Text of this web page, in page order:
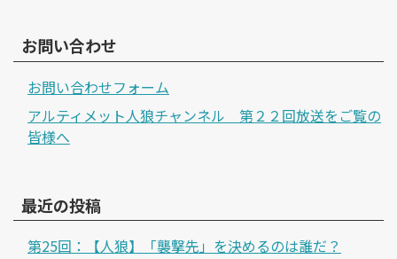
お問い合わせ
お問い合わせフォーム
アルティメット人狼チャンネル 第２２回放送をご覧の
皆様へ
最近の投稿
第25回：【人狼】「襲撃先」を決めるのは誰だ？